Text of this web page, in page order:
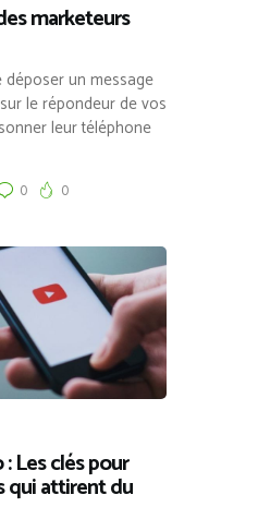
marketeurs
un message
le répondeur de vos
leur téléphone
0 0
Les clés pour
qui attirent du